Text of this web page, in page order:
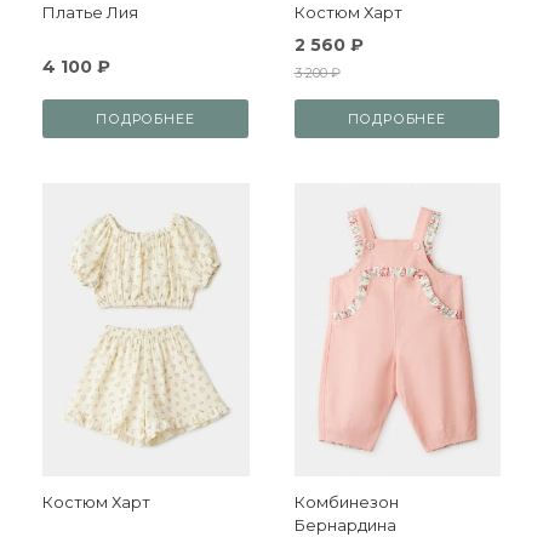
Платье Лия
4 100 ₽
ПОДРОБНЕЕ
Костюм Харт
2 560 ₽
3 200 ₽
ПОДРОБНЕЕ
Костюм Харт
Комбинезон
Бернардина